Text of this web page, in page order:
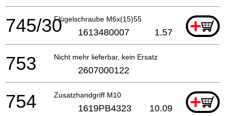
Flügelschraube M6x(15)55 +
745/30 1613480007 1.57
Nicht mehr lieferbar, kein Ersatz
753 2607000122
Zusatzhandgriff M10 +
754 1619PB4323 10.09